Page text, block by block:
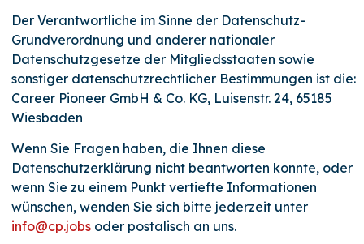
Der Verantwortliche im Sinne der Datenschutz-
Grundverordnung und anderer nationaler
Datenschutzgesetze der Mitgliedsstaaten sowie
sonstiger datenschutzrechtlicher Bestimmungen ist die:
Career Pioneer GmbH & Co. KG, Luisenstr. 24, 65185
Wiesbaden
Wenn Sie Fragen haben, die Ihnen diese
Datenschutzerklärung nicht beantworten konnte, oder
wenn Sie zu einem Punkt vertiefte Informationen
wünschen, wenden Sie sich bitte jederzeit unter
info@cp.jobs oder postalisch an uns.